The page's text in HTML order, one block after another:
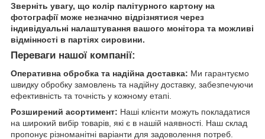
Зверніть увагу, що колір палітурного картону на
фотографії може незначно відрізнятися через
індивідуальні налаштування вашого монітора та можливі
відмінності в партіях сировини.
Переваги нашої компанії:
Оперативна обробка та надійна доставка: Ми гарантуємо
швидку обробку замовлень та надійну доставку, забезпечуючи
ефективність та точність у кожному етапі.
Розширений асортимент: Наші клієнти можуть покладатися
на широкий вибір товарів, які є в нашій наявності. Наш склад
пропонує різноманітні варіанти для задоволення потреб.